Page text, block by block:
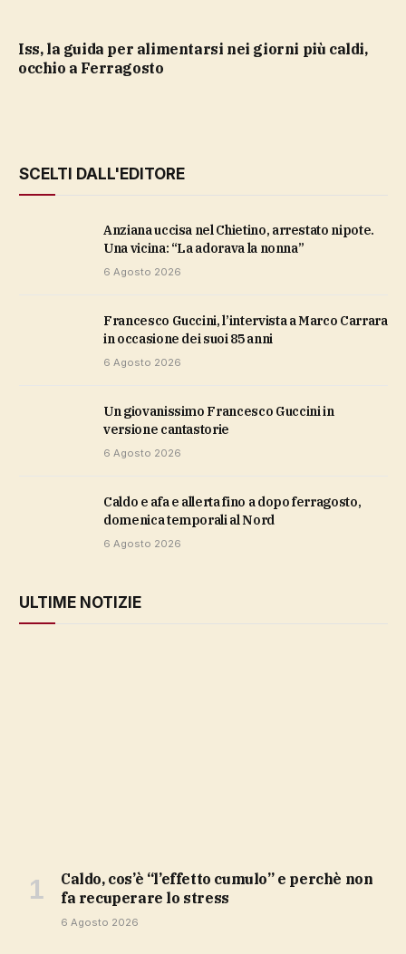
Iss, la guida per alimentarsi nei giorni più caldi,
occhio a Ferragosto
SCELTI DALL'EDITORE
Anziana uccisa nel Chietino, arrestato nipote.
Una vicina: “La adorava la nonna”
6 Agosto 2026
Francesco Guccini, l’intervista a Marco Carrara
in occasione dei suoi 85 anni
6 Agosto 2026
un giovanissimo Francesco Guccini in
versione cantastorie
6 Agosto 2026
caldo e afa e allerta fino a dopo ferragosto,
domenica temporali al Nord
6 Agosto 2026
ULTIME NOTIZIE
Caldo, cos’è “l’effetto cumulo” e perchè non
fa recuperare lo stress
6 Agosto 2026